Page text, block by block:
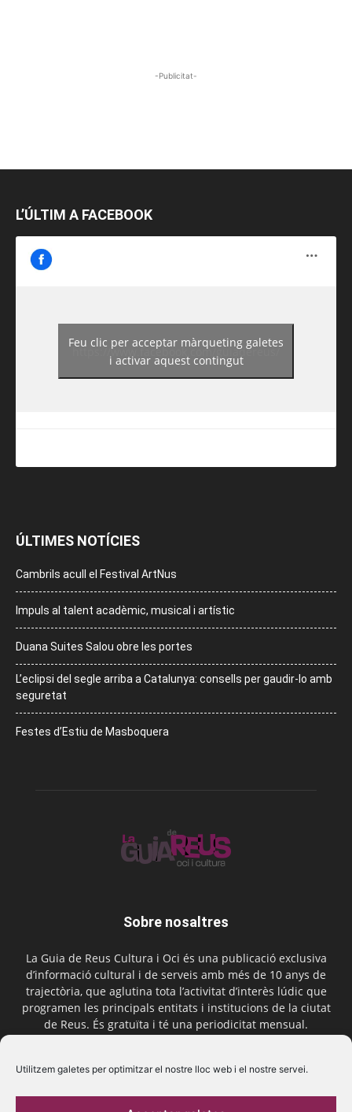
Utilitzem galetes per optimitzar el nostre lloc web i el nostre servei.
-Publicitat-
L’ÚLTIM A FACEBOOK
https://www.facebook.com/guiadereus/
Feu clic per acceptar màrqueting galetes
i activar aquest contingut
ÚLTIMES NOTÍCIES
Cambrils acull el Festival ArtNus
Impuls al talent acadèmic, musical i artístic
Duana Suites Salou obre les portes
L’eclipsi del segle arriba a Catalunya: consells per gaudir-lo amb
seguretat
Festes d’Estiu de Masboquera
Sobre nosaltres
La Guia de Reus Cultura i Oci és una publicació exclusiva
d’informació cultural i de serveis amb més de 10 anys de
trajectòria, que aglutina tota l’activitat d’interès lúdic que
programen les principals entitats i institucions de la ciutat
de Reus. És gratuïta i té una periodicitat mensual.